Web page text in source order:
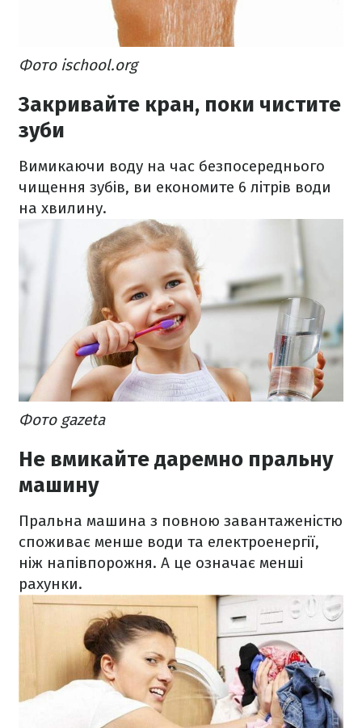
Фото ischool.org
Закривайте кран, поки чистите
зуби
Вимикаючи воду на час безпосереднього
чищення зубів, ви економите 6 літрів води
на хвилину.
Фото gazeta
Не вмикайте даремно пральну
машину
Пральна машина з повною завантаженістю
споживає менше води та електроенергії,
ніж напівпорожня. А це означає менші
рахунки.